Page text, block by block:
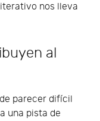
nos lleva
al
parecer difícil
una pista de